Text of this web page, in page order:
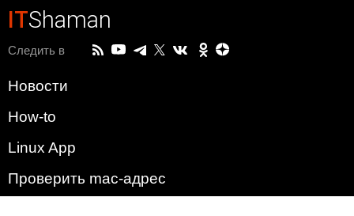
ITShaman
Следить в
Новости
How-to
Linux App
Проверить mac-адрес